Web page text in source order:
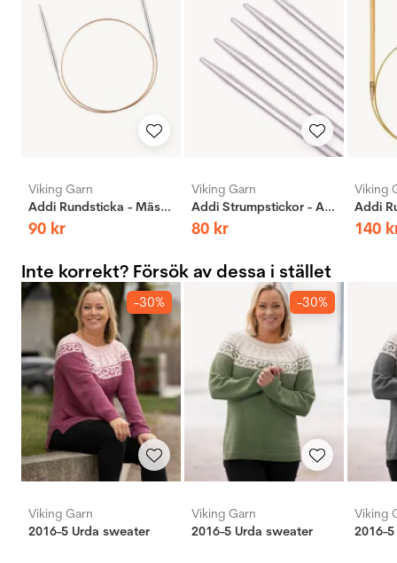
Viking Garn
Addi Rundsticka - Mässing
90 kr
Viking Garn
Addi Strumpstickor - Aluminium
80 kr
Viking
140
Inte korrekt? Försök av dessa i stället
-30%
Viking Garn
2016-5 Urda sweater
-30%
Viking Garn
2016-5 Urda sweater
Viking
2016-